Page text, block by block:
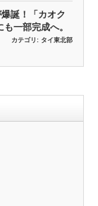
誕！「カオク
一部完成へ。
カテゴリ: タイ東北部